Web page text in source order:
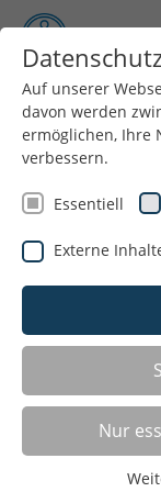
Menü
Auf unserer
davon werden
ermöglichen, Ihre
verbessern.
Essentiell
Externe
Nur